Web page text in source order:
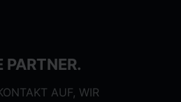
PARTNER.
AUF, WIR